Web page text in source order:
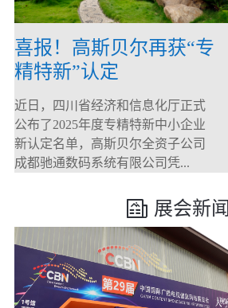
喜报！高斯贝尔再获“专
精特新”认定
近日，四川省经济和信息化厅正式
公布了2025年度专精特新中小企业
新认定名单，高斯贝尔全资子公司
成都驰通数码系统有限公司凭...
展会新闻